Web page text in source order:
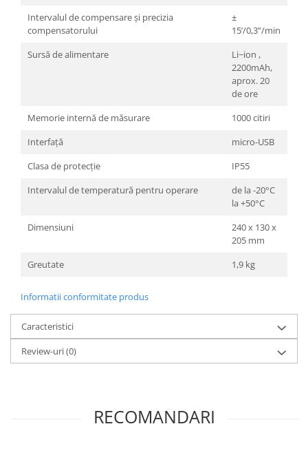
Intervalul de compensare și precizia
compensatorului
±
15’/0,3”/min
Sursă de alimentare
Li−ion ,
2200mAh,
aprox. 20
de ore
Memorie internă de măsurare
1000 citiri
Interfață
micro-USB
Clasa de protecție
IP55
Intervalul de temperatură pentru operare
de la -20°C
la +50°C
Dimensiuni
240 x 130 x
205 mm
Greutate
1,9 kg
Informatii conformitate produs
Caracteristici
Review-uri(0)
RECOMANDARI